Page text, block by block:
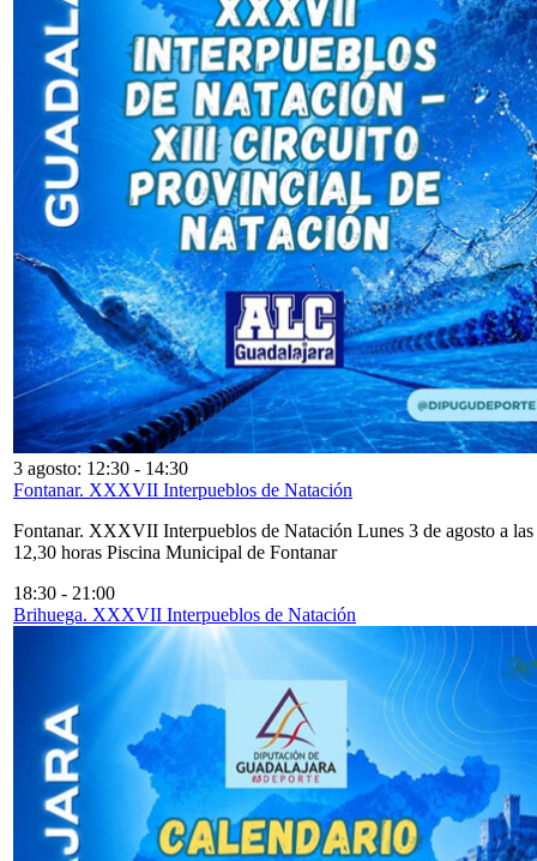
3 agosto: 12:30 - 14:30
Fontanar. XXXVII Interpueblos de Natación
Fontanar. XXXVII Interpueblos de Natación Lunes 3 de agosto a las
12,30 horas Piscina Municipal de Fontanar
18:30 - 21:00
Brihuega. XXXVII Interpueblos de Natación